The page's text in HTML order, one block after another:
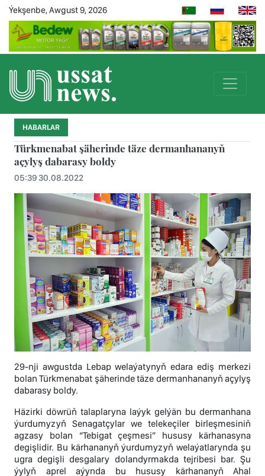
Ýekşenbe, Awgust 9, 2026
HABARLAR
Türkmenabat şäherinde täze dermanhananyň
açylyş dabarasy boldy
05:39 30.08.2022
29-nji awgustda Lebap welaýatynyň edara ediş merkezi
bolan Türkmenabat şäherinde täze dermanhananyň açylyş
dabarasy boldy.
Häzirki döwrüň talaplaryna laýyk gelýän bu dermanhana
ýurdumyzyň Senagatçylar we telekeçiler birleşmesiniň
agzasy bolan “Tebigat çeşmesi” hususy kärhanasyna
degişlidir. Bu kärhananyň ýurdumyzyň welaýatlarynda şu
ugra degişli desgalary dolandyrmakda tejribesi bar. Şu
ýylyň aprel aýynda bu hususy kärhananyň Ahal